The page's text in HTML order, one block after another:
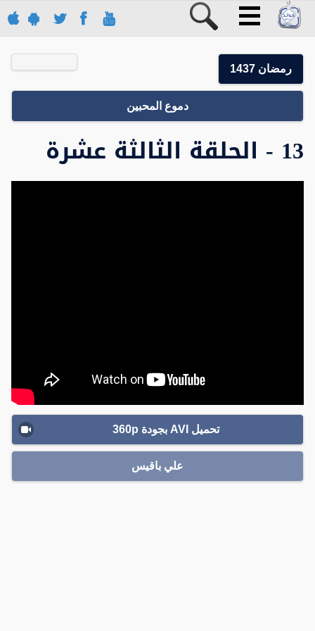
رمضان 1437
دموع المحبين
13 - الحلقة الثالثة عشرة
تحميل AVI بجودة 360p
علي باقيس